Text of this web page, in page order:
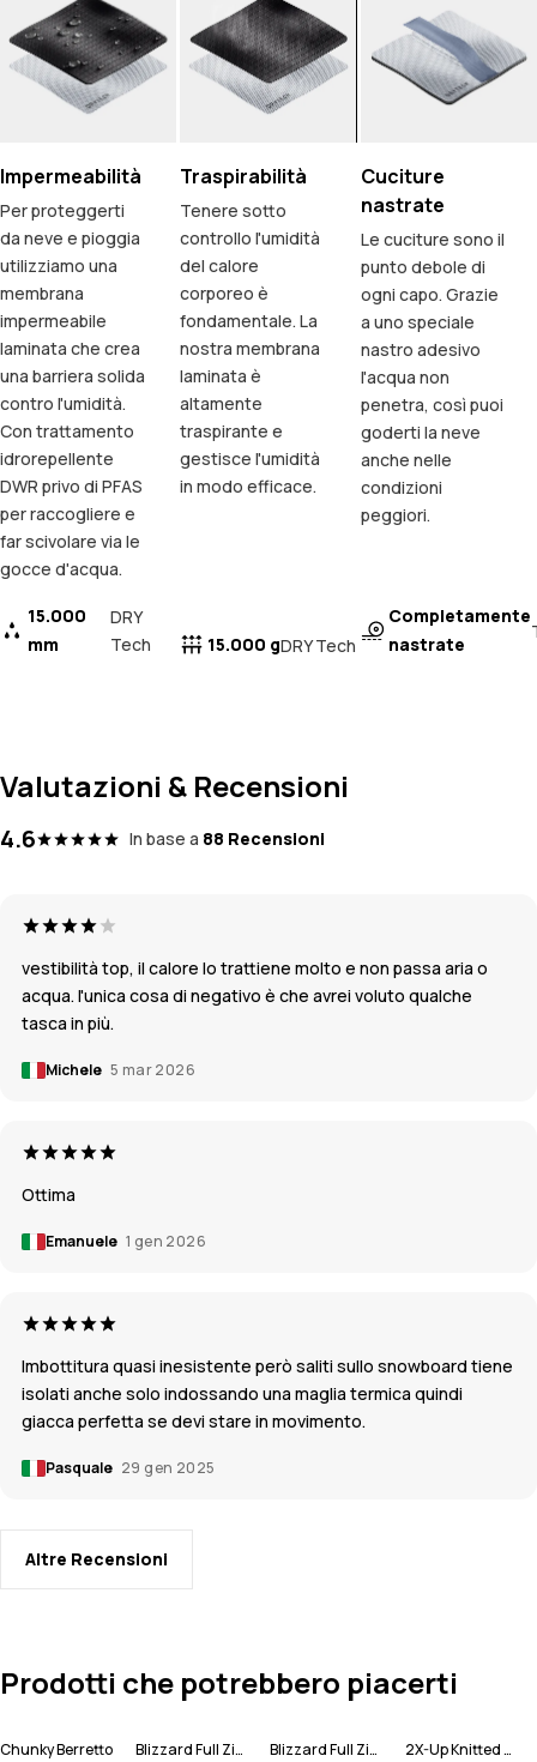
Impermeabilità
Per proteggerti
da neve e pioggia
utilizziamo una
membrana
impermeabile
laminata che crea
una barriera solida
contro l'umidità.
Con trattamento
idrorepellente
DWR privo di PFAS
per raccogliere e
far scivolare via le
gocce d'acqua.
15.000
mm
DRY
Tech
Traspirabilità
Tenere sotto
controllo l'umidità
del calore
corporeo è
fondamentale. La
nostra membrana
laminata è
altamente
traspirante e
gestisce l'umidità
in modo efficace.
15.000 gDRY Tech
Cuciture
nastrate
Le cuciture sono il
punto debole di
ogni capo. Grazie
a uno speciale
nastro adesivo
l'acqua non
penetra, così puoi
goderti la neve
anche nelle
condizioni
peggiori.
Completamente
nastrate
Valutazioni & Recensioni
4.6 In base a 88 Recensioni
vestibilità top, il calore lo trattiene molto e non passa aria o
acqua. l'unica cosa di negativo è che avrei voluto qualche
tasca in più.
Michele 5 mar 2026
Ottima
Emanuele 1 gen 2026
Imbottitura quasi inesistente però saliti sullo snowboard tiene
isolati anche solo indossando una maglia termica quindi
giacca perfetta se devi stare in movimento.
Pasquale 29 gen 2025
Altre Recensioni
Prodotti che potrebbero piacerti
Chunky Berretto
Blizzard Full Zip Giacca Snowboard Uomo
Blizzard Full Zip Giacca Sci Uomo
2X-Up Knitted Scaldacollo